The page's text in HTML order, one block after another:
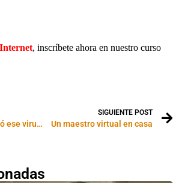
Internet, inscríbete ahora en nuestro curso
¿Quién me mandó ese virus?
SIGUIENTE POST
Un maestro virtual en casa